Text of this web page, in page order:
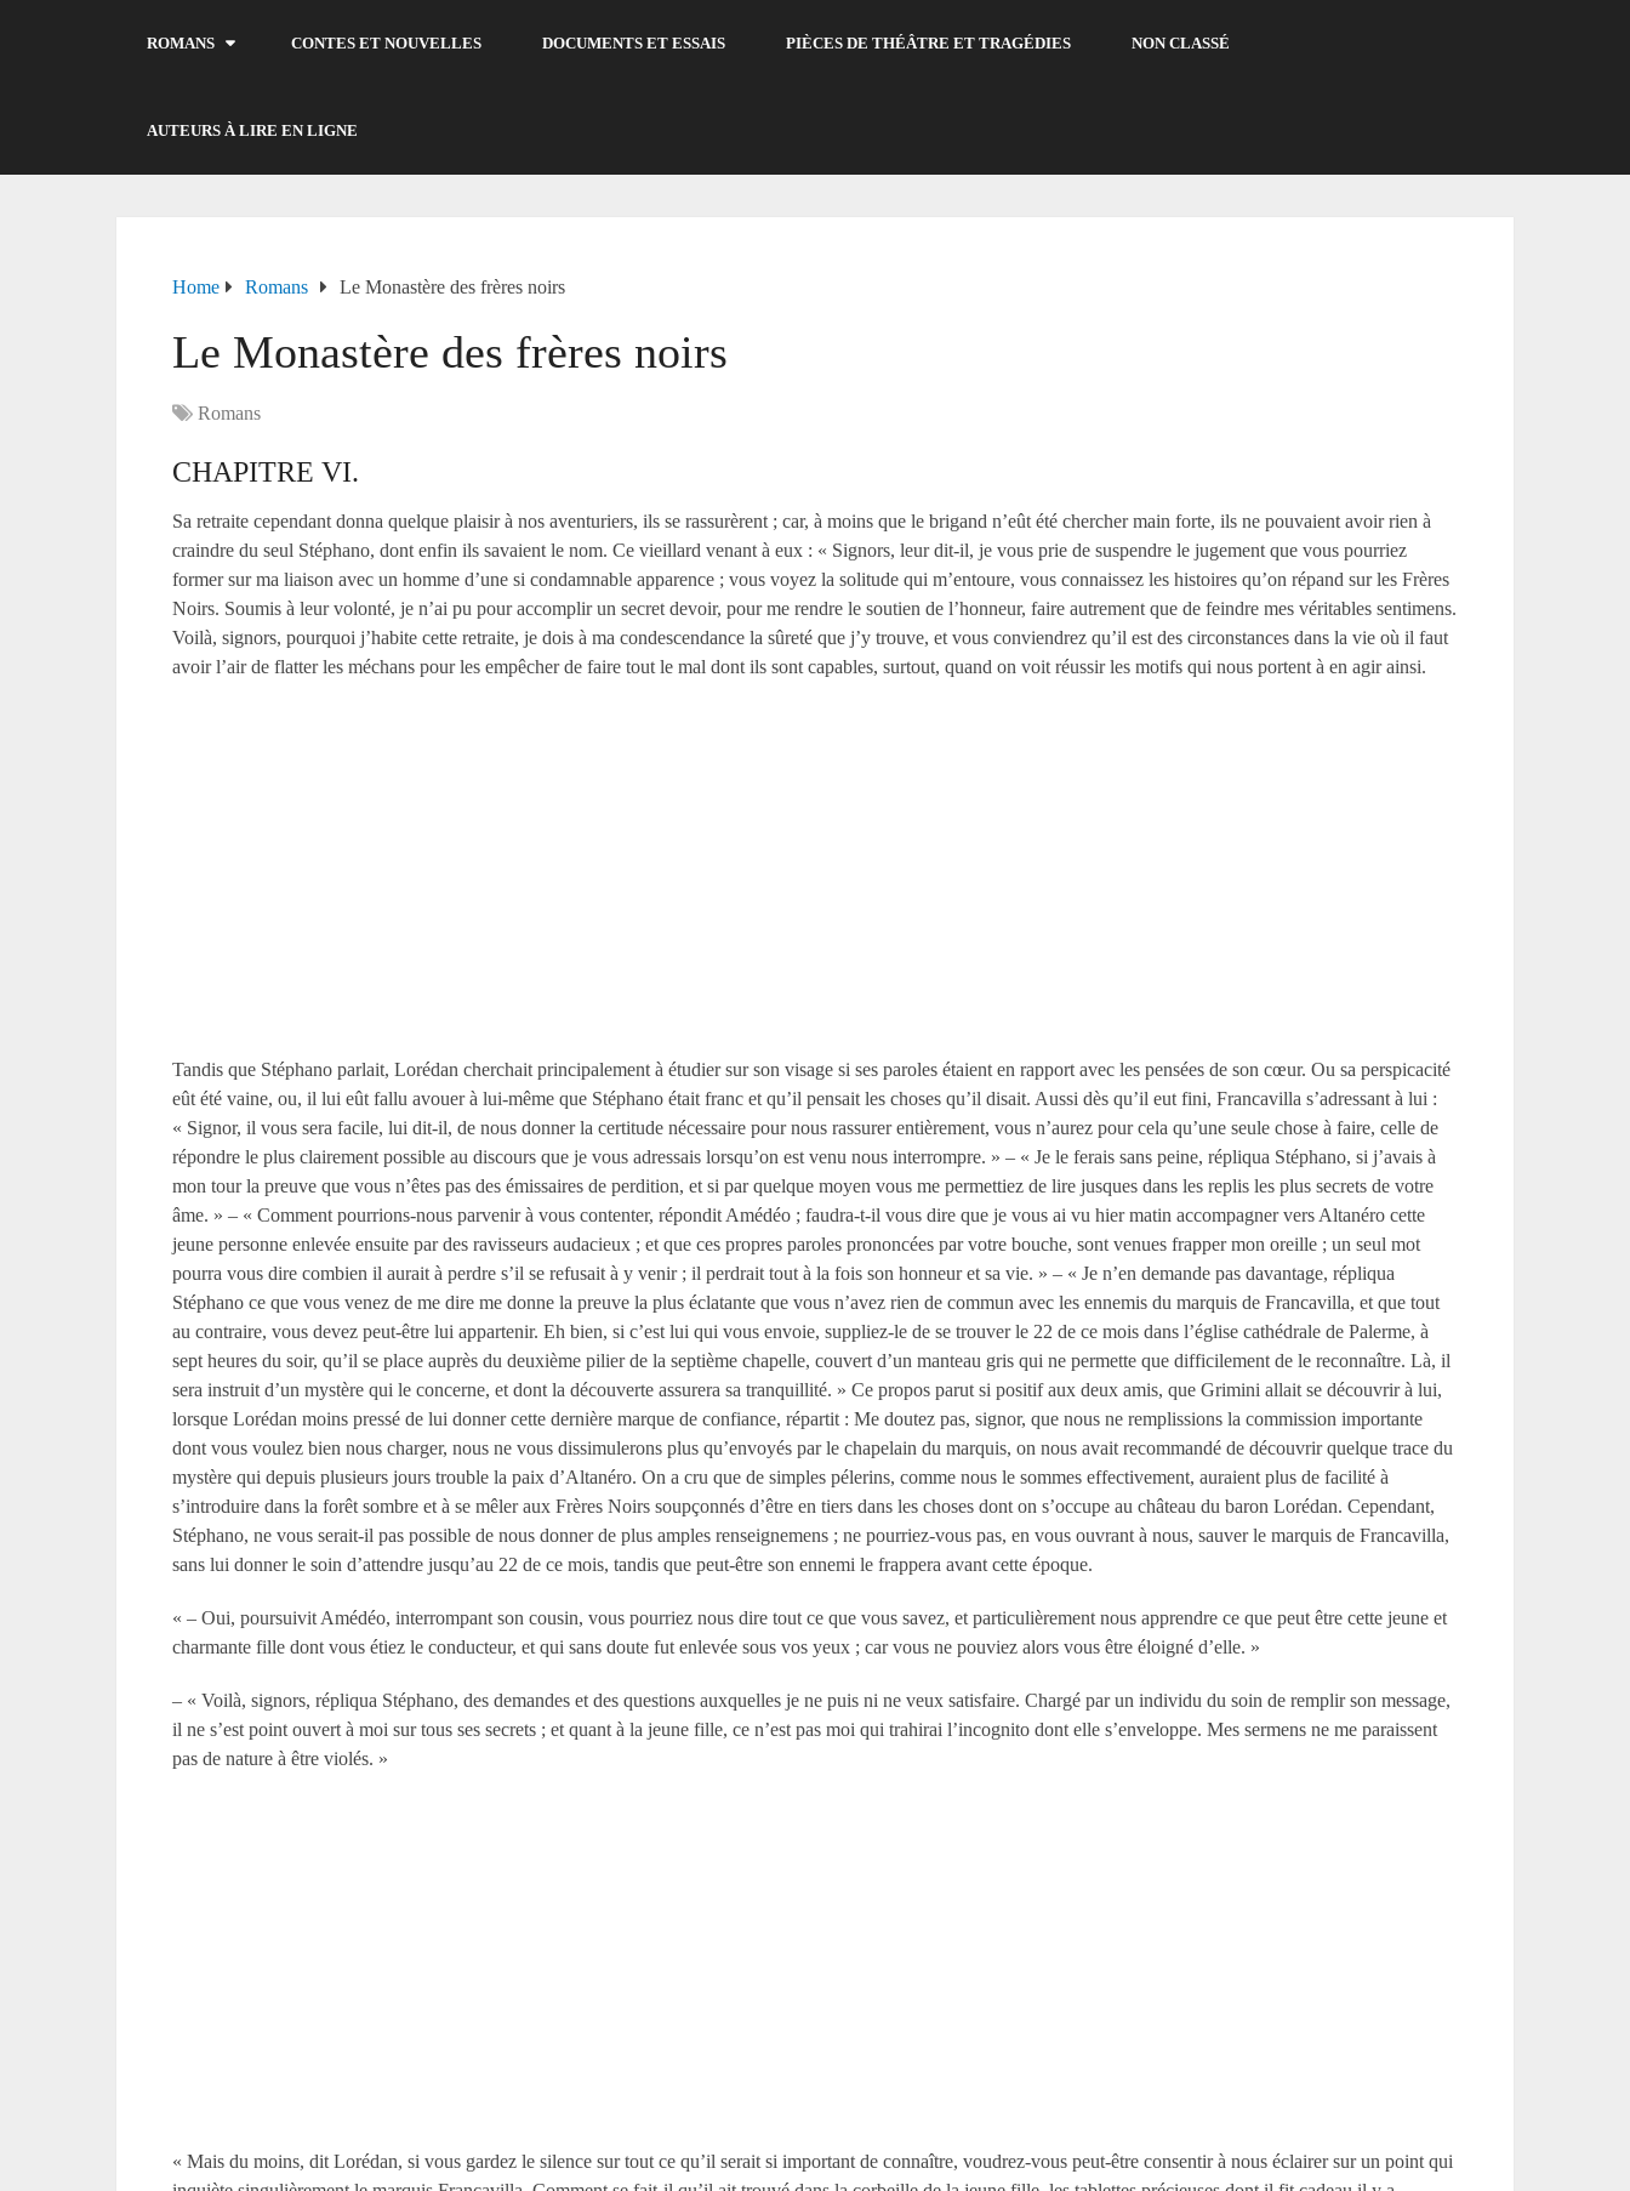
ROMANS CONTES ET NOUVELLES DOCUMENTS ET ESSAIS PIÈCES DE THÉÂTRE ET TRAGÉDIES NON CLASSÉ
AUTEURS À LIRE EN LIGNE
Home Romans Le Monastère des frères noirs
Le Monastère des frères noirs
Romans
CHAPITRE VI.
Sa retraite cependant donna quelque plaisir à nos aventuriers, ils se rassurèrent ; car, à moins que le brigand n’eût été chercher main forte, ils ne pouvaient avoir rien à
craindre du seul Stéphano, dont enfin ils savaient le nom. Ce vieillard venant à eux : « Signors, leur dit-il, je vous prie de suspendre le jugement que vous pourriez
former sur ma liaison avec un homme d’une si condamnable apparence ; vous voyez la solitude qui m’entoure, vous connaissez les histoires qu’on répand sur les Frères
Noirs. Soumis à leur volonté, je n’ai pu pour accomplir un secret devoir, pour me rendre le soutien de l’honneur, faire autrement que de feindre mes véritables sentimens.
Voilà, signors, pourquoi j’habite cette retraite, je dois à ma condescendance la sûreté que j’y trouve, et vous conviendrez qu’il est des circonstances dans la vie où il faut
avoir l’air de flatter les méchans pour les empêcher de faire tout le mal dont ils sont capables, surtout, quand on voit réussir les motifs qui nous portent à en agir ainsi.
Tandis que Stéphano parlait, Lorédan cherchait principalement à étudier sur son visage si ses paroles étaient en rapport avec les pensées de son cœur. Ou sa perspicacité
eût été vaine, ou, il lui eût fallu avouer à lui-même que Stéphano était franc et qu’il pensait les choses qu’il disait. Aussi dès qu’il eut fini, Francavilla s’adressant à lui :
« Signor, il vous sera facile, lui dit-il, de nous donner la certitude nécessaire pour nous rassurer entièrement, vous n’aurez pour cela qu’une seule chose à faire, celle de
répondre le plus clairement possible au discours que je vous adressais lorsqu’on est venu nous interrompre. » – « Je le ferais sans peine, répliqua Stéphano, si j’avais à
mon tour la preuve que vous n’êtes pas des émissaires de perdition, et si par quelque moyen vous me permettiez de lire jusques dans les replis les plus secrets de votre
âme. » – « Comment pourrions-nous parvenir à vous contenter, répondit Amédéo ; faudra-t-il vous dire que je vous ai vu hier matin accompagner vers Altanéro cette
jeune personne enlevée ensuite par des ravisseurs audacieux ; et que ces propres paroles prononcées par votre bouche, sont venues frapper mon oreille ;un seul mot
pourra vous dire combien il aurait à perdre s’il se refusait à y venir ; il perdrait tout à la fois son honneur et sa vie. » – « Je n’en demande pas davantage, répliqua
Stéphano ce que vous venez de me dire me donne la preuve la plus éclatante que vous n’avez rien de commun avec les ennemis du marquis de Francavilla, et que tout
au contraire, vous devez peut-être lui appartenir. Eh bien, si c’est lui qui vous envoie, suppliez-le de se trouver le 22 de ce mois dans l’église cathédrale de Palerme, à
sept heures du soir, qu’il se place auprès du deuxième pilier de la septième chapelle, couvert d’un manteau gris qui ne permette que difficilement de le reconnaître. Là, il
sera instruit d’un mystère qui le concerne, et dont la découverte assurera sa tranquillité. » Ce propos parut si positif aux deux amis, que Grimini allait se découvrir à lui,
lorsque Lorédan moins pressé de lui donner cette dernière marque de confiance, répartit : Me doutez pas, signor, que nous ne remplissions la commission importante
dont vous voulez bien nous charger, nous ne vous dissimulerons plus qu’envoyés par le chapelain du marquis, on nous avait recommandé de découvrir quelque trace du
mystère qui depuis plusieurs jours trouble la paix d’Altanéro. On a cru que de simples pélerins, comme nous le sommes effectivement, auraient plus de facilité à
s’introduire dans la forêt sombre et à se mêler aux Frères Noirs soupçonnés d’être en tiers dans les choses dont on s’occupe au château du baron Lorédan. Cependant,
Stéphano, ne vous serait-il pas possible de nous donner de plus amples renseignemens ; ne pourriez-vous pas, en vous ouvrant à nous, sauver le marquis de Francavilla,
sans lui donner le soin d’attendre jusqu’au 22 de ce mois, tandis que peut-être son ennemi le frappera avant cette époque.
« – Oui, poursuivit Amédéo, interrompant son cousin, vous pourriez nous dire tout ce que vous savez, et particulièrement nous apprendre ce que peut être cette jeune et
charmante fille dont vous étiez le conducteur, et qui sans doute fut enlevée sous vos yeux ; car vous ne pouviez alors vous être éloigné d’elle. »
– « Voilà, signors, répliqua Stéphano, des demandes et des questions auxquelles je ne puis ni ne veux satisfaire. Chargé par un individu du soin de remplir son message,
il ne s’est point ouvert à moi sur tous ses secrets ; et quant à la jeune fille, ce n’est pas moi qui trahirai l’incognito dont elle s’enveloppe. Mes sermens ne me paraissent
pas de nature à être violés. »
« Mais du moins, dit Lorédan, si vous gardez le silence sur tout ce qu’il serait si important de connaître, voudrez-vous peut-être consentir à nous éclairer sur un point qui